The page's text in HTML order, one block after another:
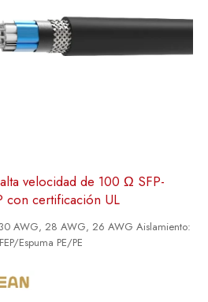
velocidad de 100 Ω SFP-
con certificación UL
AWG, 28 AWG, 26 AWG Aislamiento:
Espuma PE/PE